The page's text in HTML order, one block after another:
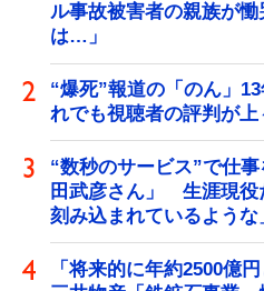
ル事故被害者の親族が
は…」
“爆死”報道の「のん」
れでも視聴者の評判が上
“数秒のサービス”で仕
田武彦さん」 生涯現役
刻み込まれているような
「将来的に年約2500